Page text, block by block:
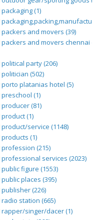
packaging (1)
packaging,packing,manufacturing
packers and movers (39)
packers and movers chennai (1)
political party (206)
politician (502)
porto platanias hotel (5)
preschool (1)
producer (81)
product (1)
product/service (1148)
products (1)
profession (215)
professional services (2023)
public figure (1553)
public places (395)
publisher (226)
radio station (665)
rapper/singer/dacer (1)